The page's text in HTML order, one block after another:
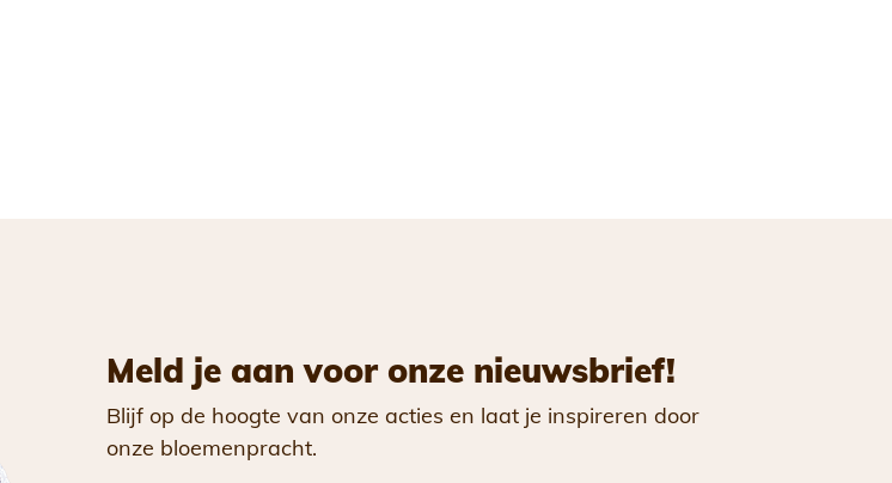
Meld je aan voor onze nieuwsbrief!
Blijf op de hoogte van onze acties en laat je inspireren door
onze bloemenpracht.